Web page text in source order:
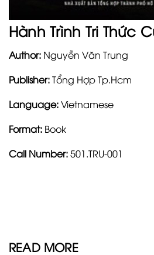
Hành Trình Tri Thức
Author: Nguyễn Văn Trung
Publisher:Tổng Hợp Tp.Hcm
Language:Vietnamese
Format: Book
Call Number:501.TRU-001
READ MORE